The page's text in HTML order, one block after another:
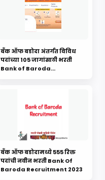
बँक ऑफ बडोदा अंतर्गत विविध
पदांच्या 105 जागांसाठी भरती
Bank of Baroda
बँक ऑफ बडोदामध्ये 555 रिक्त
पदांची नवीन भरती Bank Of
Baroda Recruitment 2023